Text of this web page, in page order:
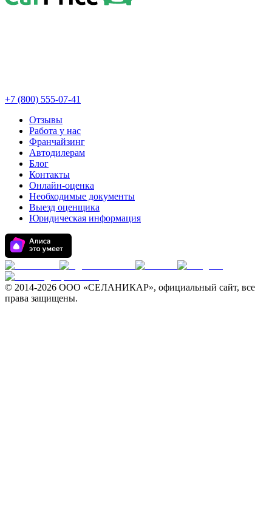
+7 (800) 555-07-41
Отзывы
Работа у нас
Франчайзинг
Автодилерам
Блог
Контакты
Онлайн-оценка
Необходимые документы
Выезд оценщика
Юридическая информация
© 2014-2026 ООО «СЕЛАНИКАР», официальный сайт, все
права защищены.